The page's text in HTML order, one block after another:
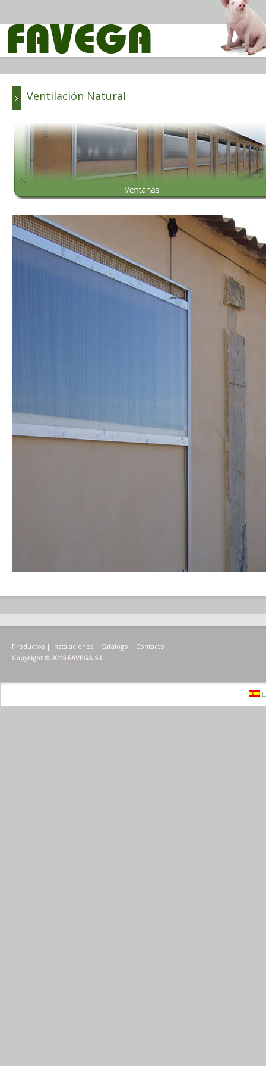
Ventilación Natural
Productos | Instalaciones | Catálogo | Contacto
Copyright © 2015 FAVEGA S.L.